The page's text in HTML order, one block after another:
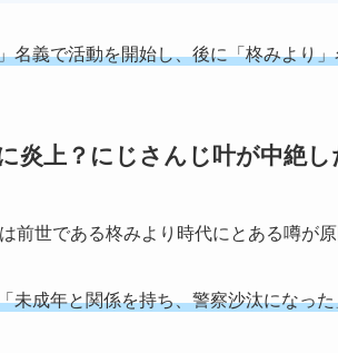
名義で活動を開始し、後に「柊みより
炎上？にじさんじ叶が中絶し
前世である柊みより時代にとある噂が
未成年と関係を持ち、警察沙汰になっ